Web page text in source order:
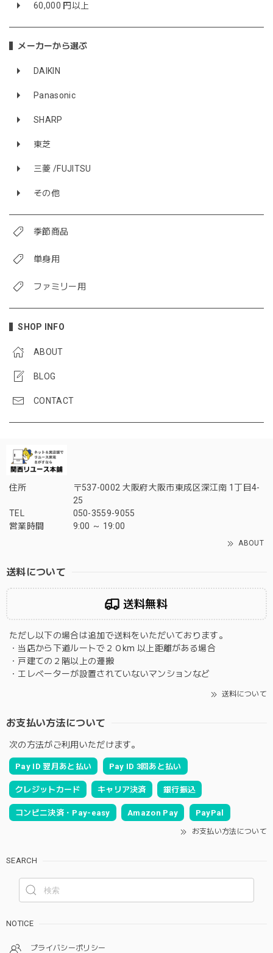
60,000 円以上
メーカーから選ぶ
DAIKIN
Panasonic
SHARP
東芝
三菱 /FUJITSU
その他
季節商品
単身用
ファミリー用
SHOP INFO
ABOUT
BLOG
CONTACT
住所
〒537-0002 大阪府大阪市東成区深江南 1丁目4-
25
TEL
050-3559-9055
営業時間
9:00 ～ 19:00
ABOUT
送料について
送料無料
ただし以下の場合は追加で送料をいただいております。
・当店から下道ルートで２０km 以上距離がある場合
・戸建ての２階以上の運搬
・エレベーターが設置されていないマンションなど
送料について
お支払い方法について
次の方法がご利用いただけます。
Pay ID 翌月あと払い Pay ID 3回あと払い
クレジットカード キャリア決済 銀行振込
コンビニ決済・Pay-easy Amazon Pay PayPal
お支払い方法について
SEARCH
NOTICE
プライバシーポリシー